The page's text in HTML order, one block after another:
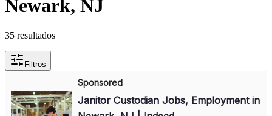
Newark, NJ
35 resultados
Filtros